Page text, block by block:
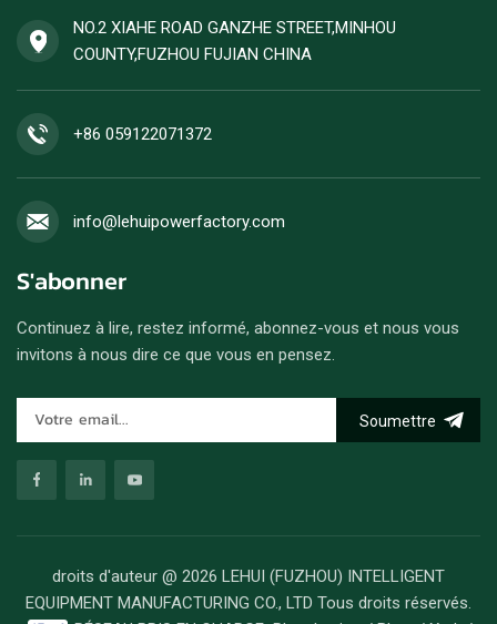
NO.2 XIAHE ROAD GANZHE STREET,MINHOU
COUNTY,FUZHOU FUJIAN CHINA
+86 059122071372
info@lehuipowerfactory.com
S'abonner
Continuez à lire, restez informé, abonnez-vous et nous vous
invitons à nous dire ce que vous en pensez.
Soumettre
droits d'auteur @ 2026 LEHUI (FUZHOU) INTELLIGENT
EQUIPMENT MANUFACTURING CO., LTD Tous droits réservés.